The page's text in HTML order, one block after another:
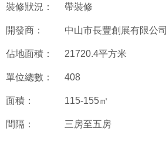
裝修狀況： 帶裝修
開發商： 中山市長豐創展有限公司
佔地面積： 21720.4平方米
單位總數： 408
面積： 115-155㎡
間隔： 三房至五房